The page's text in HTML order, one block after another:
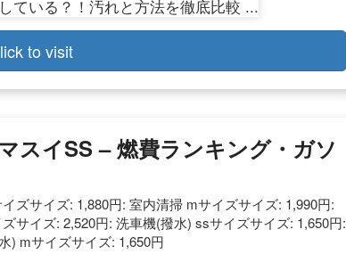
to visit
スイSS – 燃費ランキング・ガソ
ズサイズ: 1,880円: 室内清掃 mサイズサイズ: 1,990円:
サイズ: 2,520円: 洗車機(撥水) ssサイズサイズ: 1,650円:
) mサイズサイズ: 1,650円